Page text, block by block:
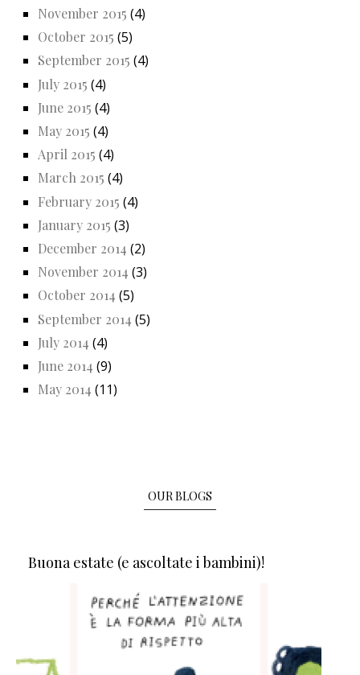
November 2015 (4)
October 2015 (5)
September 2015 (4)
July 2015 (4)
June 2015 (4)
May 2015 (4)
April 2015 (4)
March 2015 (4)
February 2015 (4)
January 2015 (3)
December 2014 (2)
November 2014 (3)
October 2014 (5)
September 2014 (5)
July 2014 (4)
June 2014 (9)
May 2014 (11)
OUR BLOGS
Buona estate (e ascoltate i bambini)!